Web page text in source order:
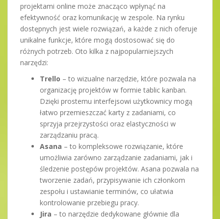
projektami online może znacząco wpłynąć na
efektywność oraz komunikację w zespole. Na rynku
dostępnych jest wiele rozwiązań, a każde z nich oferuje
unikalne funkcje, które mogą dostosować się do
różnych potrzeb. Oto kilka z najpopularniejszych
narzędzi:
Trello – to wizualne narzędzie, które pozwala na
organizację projektów w formie tablic kanban.
Dzięki prostemu interfejsowi użytkownicy mogą
łatwo przemieszczać karty z zadaniami, co
sprzyja przejrzystości oraz elastyczności w
zarządzaniu pracą.
Asana – to kompleksowe rozwiązanie, które
umożliwia zarówno zarządzanie zadaniami, jak i
śledzenie postępów projektów. Asana pozwala na
tworzenie zadań, przypisywanie ich członkom
zespołu i ustawianie terminów, co ułatwia
kontrolowanie przebiegu pracy.
Jira – to narzędzie dedykowane głównie dla